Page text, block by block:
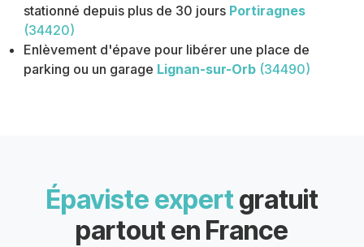
stationné depuis plus de 30 jours Portiragnes
(34420)
Enlèvement d'épave pour libérer une place de
parking ou un garage Lignan-sur-Orb (34490)
Épaviste expert gratuit
partout en France